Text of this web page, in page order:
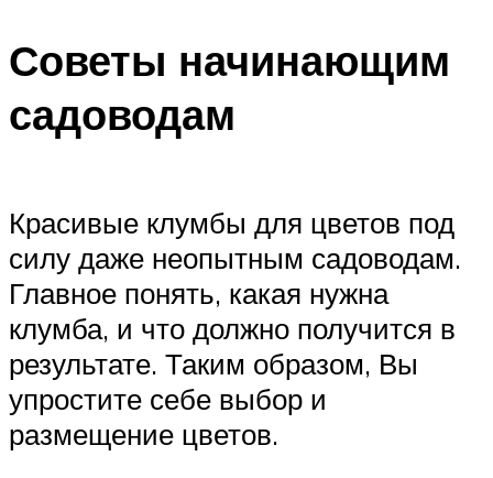
Советы начинающим
садоводам
Красивые клумбы для цветов под
силу даже неопытным садоводам.
Главное понять, какая нужна
клумба, и что должно получится в
результате. Таким образом, Вы
упростите себе выбор и
размещение цветов.